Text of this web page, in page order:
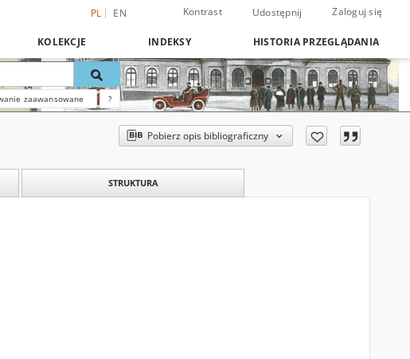
PL EN Kontrast Udostępnij Zaloguj się
KOLEKCJE INDEKSY HISTORIA PRZEGLĄDANIA
zaawansowane ?
Pobierz opis bibliograficzny
STRUKTURA